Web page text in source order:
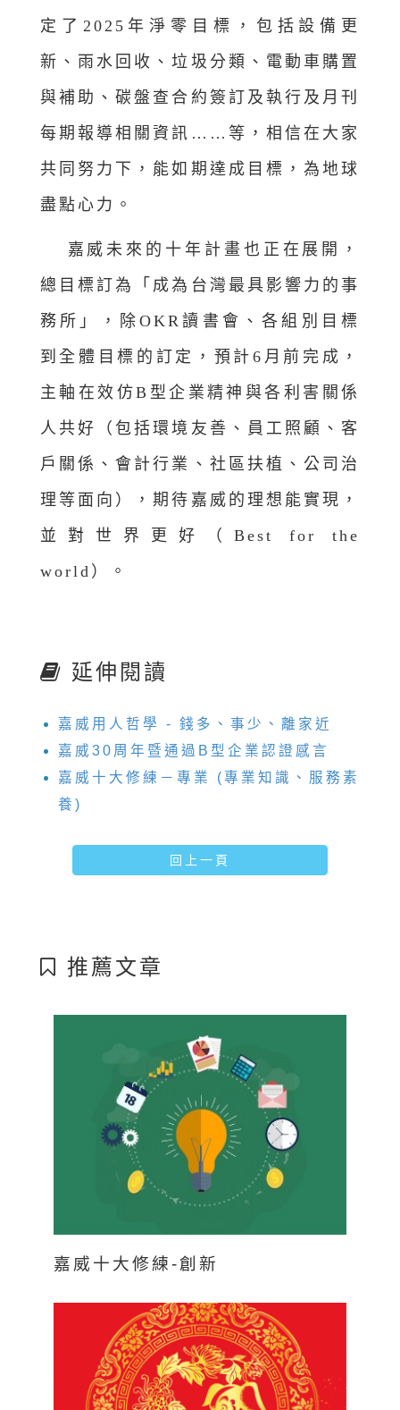
定了2025年淨零目標，包括設備更
新、雨水回收、垃圾分類、電動車購置
與補助、碳盤查合約簽訂及執行及月刊
每期報導相關資訊……等，相信在大家
共同努力下，能如期達成目標，為地球
盡點心力。
嘉威未來的十年計畫也正在展開，
總目標訂為「成為台灣最具影響力的事
務所」，除OKR讀書會、各組別目標
到全體目標的訂定，預計6月前完成，
主軸在效仿B型企業精神與各利害關係
人共好（包括環境友善、員工照顧、客
戶關係、會計行業、社區扶植、公司治
理等面向），期待嘉威的理想能實現，
並對世界更好（Best for the
world）。
延伸閱讀
嘉威用人哲學 - 錢多、事少、離家近
嘉威30周年暨通過B型企業認證感言
嘉威十大修練－專業 (專業知識、服務素
養)
回上一頁
推薦文章
嘉威十大修練-創新